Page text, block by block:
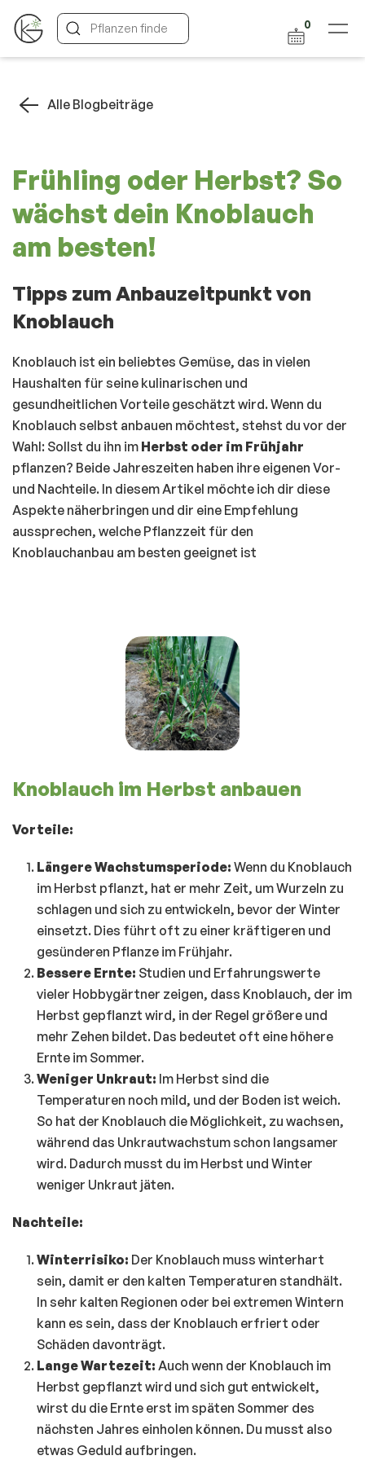
0
Alle Blogbeiträge
Frühling oder Herbst? So
wächst dein Knoblauch
am besten!
Tipps zum Anbauzeitpunkt von
Knoblauch
Knoblauch ist ein beliebtes Gemüse, das in vielen
Haushalten für seine kulinarischen und
gesundheitlichen Vorteile geschätzt wird. Wenn du
Knoblauch selbst anbauen möchtest, stehst du vor der
Wahl: Sollst du ihn im Herbst oder im Frühjahr
pflanzen? Beide Jahreszeiten haben ihre eigenen Vor-
und Nachteile. In diesem Artikel möchte ich dir diese
Aspekte näherbringen und dir eine Empfehlung
aussprechen, welche Pflanzzeit für den
Knoblauchanbau am besten geeignet ist
Knoblauch im Herbst anbauen
Vorteile:
Längere Wachstumsperiode: Wenn du Knoblauch
im Herbst pflanzt, hat er mehr Zeit, um Wurzeln zu
schlagen und sich zu entwickeln, bevor der Winter
einsetzt. Dies führt oft zu einer kräftigeren und
gesünderen Pflanze im Frühjahr.
Bessere Ernte: Studien und Erfahrungswerte
vieler Hobbygärtner zeigen, dass Knoblauch, der im
Herbst gepflanzt wird, in der Regel größere und
mehr Zehen bildet. Das bedeutet oft eine höhere
Ernte im Sommer.
Weniger Unkraut: Im Herbst sind die
Temperaturen noch mild, und der Boden ist weich.
So hat der Knoblauch die Möglichkeit, zu wachsen,
während das Unkrautwachstum schon langsamer
wird. Dadurch musst du im Herbst und Winter
weniger Unkraut jäten.
Nachteile:
Winterrisiko: Der Knoblauch muss winterhart
sein, damit er den kalten Temperaturen standhält.
In sehr kalten Regionen oder bei extremen Wintern
kann es sein, dass der Knoblauch erfriert oder
Schäden davonträgt.
Lange Wartezeit: Auch wenn der Knoblauch im
Herbst gepflanzt wird und sich gut entwickelt,
wirst du die Ernte erst im späten Sommer des
nächsten Jahres einholen können. Du musst also
etwas Geduld aufbringen.